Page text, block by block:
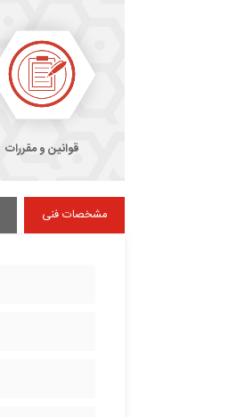
قوانین و مقررات
مشخصات فنی